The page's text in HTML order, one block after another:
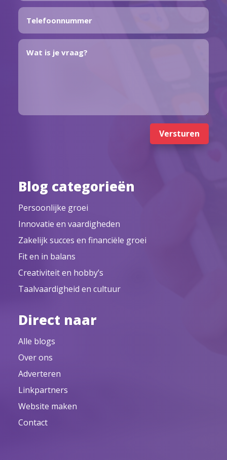
Versturen
Blog categorieën
Persoonlijke groei
Innovatie en vaardigheden
Zakelijk succes en financiële groei
Fit en in balans
Creativiteit en hobby’s
Taalvaardigheid en cultuur
Direct naar
Alle blogs
Over ons
Adverteren
Linkpartners
Website maken
Contact